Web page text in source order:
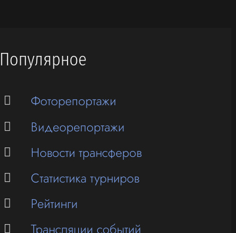
Популярное
Фоторепортажи
Видеорепортажи
Новости трансферов
Статистика турниров
Рейтинги
Трансляции событий